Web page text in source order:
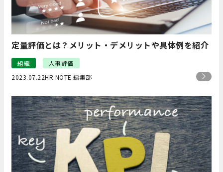
定量評価とは？メリット・デメリットや具体例を紹介
組織
人事評価
2023.07.22HR NOTE 編集部